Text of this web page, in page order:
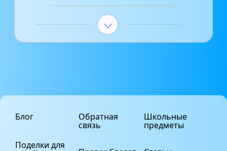
Блог
Поделки для
Обратная
связь
Школьные
предметы